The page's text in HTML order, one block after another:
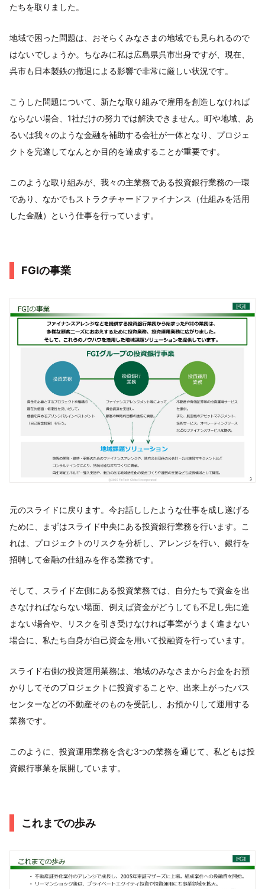
たちを取りました。
地域で困った問題は、おそらくみなさまの地域でも見られるので
はないでしょうか。ちなみに私は広島県呉市出身ですが、現在、
呉市も日本製鉄の撤退による影響で非常に厳しい状況です。
こうした問題について、新たな取り組みで雇用を創造しなければ
ならない場合、1社だけの努力では解決できません。町や地域、あ
るいは我々のような金融を補助する会社が一体となり、プロジェ
クトを完遂してなんとか目的を達成することが重要です。
このような取り組みが、我々の主業務である投資銀行業務の一環
であり、なかでもストラクチャードファイナンス（仕組みを活用
した金融）という仕事を行っています。
FGIの事業
元のスライドに戻ります。今お話ししたような仕事を成し遂げる
ために、まずはスライド中央にある投資銀行業務を行います。こ
れは、プロジェクトのリスクを分析し、アレンジを行い、銀行を
招聘して金融の仕組みを作る業務です。
そして、スライド左側にある投資業務では、自分たちで資金を出
さなければならない場面、例えば資金がどうしても不足し先に進
まない場合や、リスクを引き受けなければ事業がうまく進まない
場合に、私たち自身が自己資金を用いて投融資を行っています。
スライド右側の投資運用業務は、地域のみなさまからお金をお預
かりしてそのプロジェクトに投資することや、出来上がったバス
センターなどの不動産そのものを受託し、お預かりして運用する
業務です。
このように、投資運用業務を含む3つの業務を通じて、私どもは投
資銀行事業を展開しています。
これまでの歩み